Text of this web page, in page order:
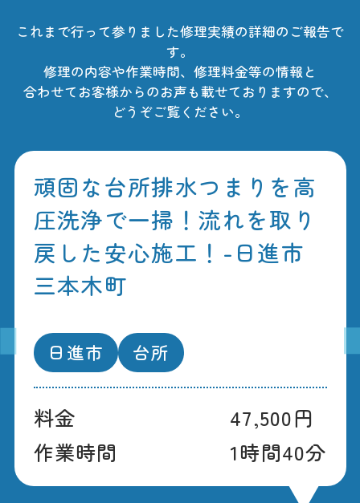
これまで行って参りました修理実績の詳細のご報告で
す。
修理の内容や作業時間、修理料金等の情報と
合わせてお客様からのお声も載せておりますので、
どうぞご覧ください。
頑固な台所排水つまりを高
圧洗浄で一掃！流れを取り
戻した安心施工！-日進市
三本木町
日進市 台所
料金
47,500円
作業時間
1時間40分